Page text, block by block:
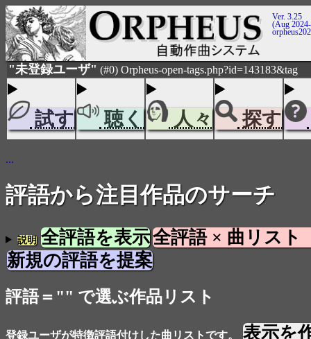
Ver. 3.25
(Aug
"未登録ユーザ" (#0) Orpheus-open-tags.php?id=143183&tag
試す 聴く 人々 探す
...
評語から注目作品のサーチ
説明 全評語を表示全評語 × 曲リスト
新規の評語を提案
評語＝"" で選ぶ作品リスト
登録ユーザが特徴評語付けした曲リストです。
表示を